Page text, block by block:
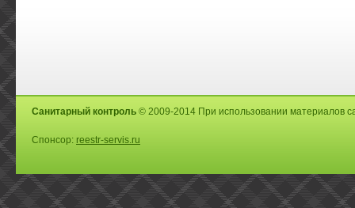
Санитарный контроль © 2009-2014 При использовании материалов
Спонсор: reestr-servis.ru